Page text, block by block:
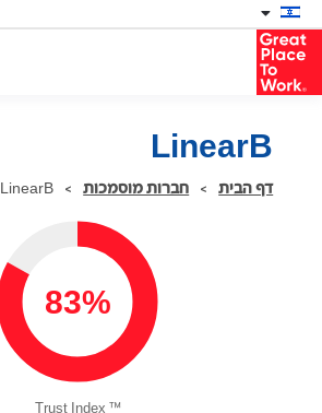
LinearB
LinearB חברות מוסמכות > דף הבית >
83%
™